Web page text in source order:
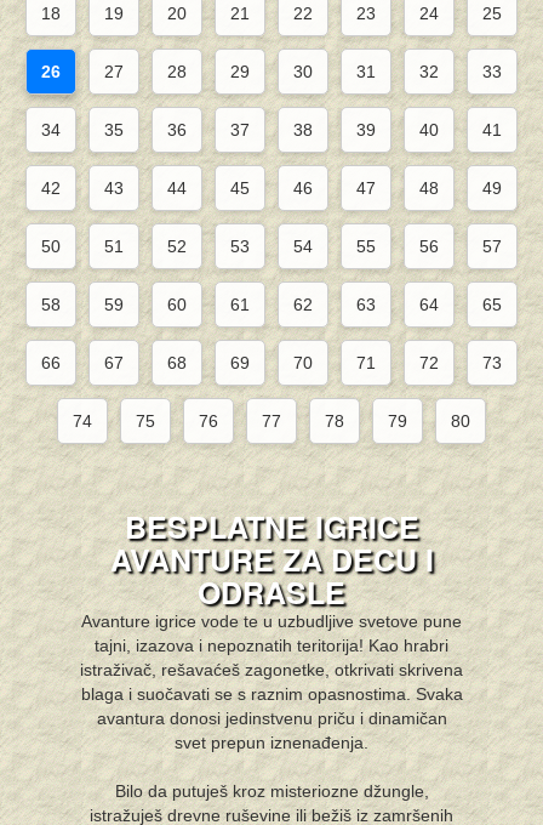
18 19 20 21 22 23 24 25
26 27 28 29 30 31 32 33
34 35 36 37 38 39 40 41
42 43 44 45 46 47 48 49
50 51 52 53 54 55 56 57
58 59 60 61 62 63 64 65
66 67 68 69 70 71 72 73
74 75 76 77 78 79 80
BESPLATNE IGRICE
AVANTURE ZA DECU I
ODRASLE
Avanture igrice vode te u uzbudljive svetove pune
tajni, izazova i nepoznatih teritorija! Kao hrabri
istraživač, rešavaćeš zagonetke, otkrivati skrivena
blaga i suočavati se s raznim opasnostima. Svaka
avantura donosi jedinstvenu priču i dinamičan
svet prepun iznenađenja.
Bilo da putuješ kroz misteriozne džungle,
istražuješ drevne ruševine ili bežiš iz zamršenih